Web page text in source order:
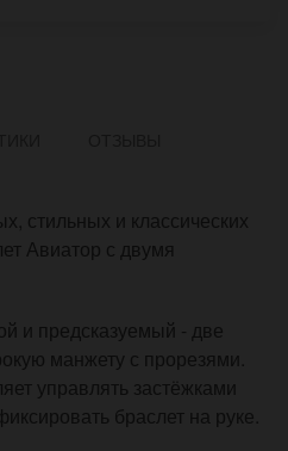
стильных и классических
Авиатор с двумя
и предсказуемый - две
манжету с прорезями.
управлять застёжками
браслет на руке.